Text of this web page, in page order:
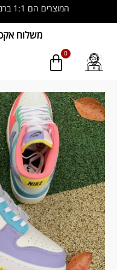
לתוכן
המוצרים הם 1:1 ברמת חומרים גבוה קוד קופון: LS10
משלוח
כמות
של
Nike
Dunk
Low
Easter